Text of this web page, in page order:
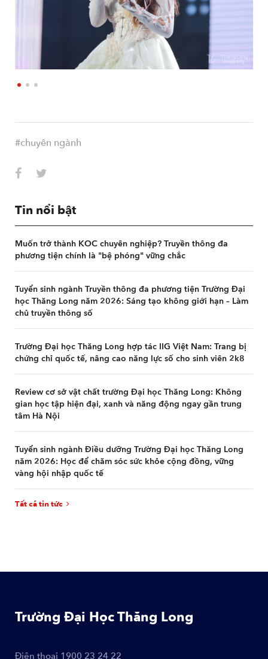
#chuyên ngành
Tin nổi bật
Muốn trở thành KOC chuyên nghiệp? Truyền thông đa
phương tiện chính là "bệ phóng" vững chắc
Tuyển sinh ngành Truyền thông đa phương tiện Trường Đại
học Thăng Long năm 2026: Sáng tạo không giới hạn – Làm
chủ truyền thông số
Trường Đại học Thăng Long hợp tác IIG Việt Nam: Trang bị
chứng chỉ quốc tế, nâng cao năng lực số cho sinh viên 2k8
Review cơ sở vật chất trường Đại học Thăng Long: Không
gian học tập hiện đại, xanh và năng động ngay gần trung
tâm Hà Nội
Tuyển sinh ngành Điều dưỡng Trường Đại học Thăng Long
năm 2026: Học để chăm sóc sức khỏe cộng đồng, vững
vàng hội nhập quốc tế
Tất cả tin tức
Trường Đại Học Thăng Long
Điện thoại 1900 23 24 22